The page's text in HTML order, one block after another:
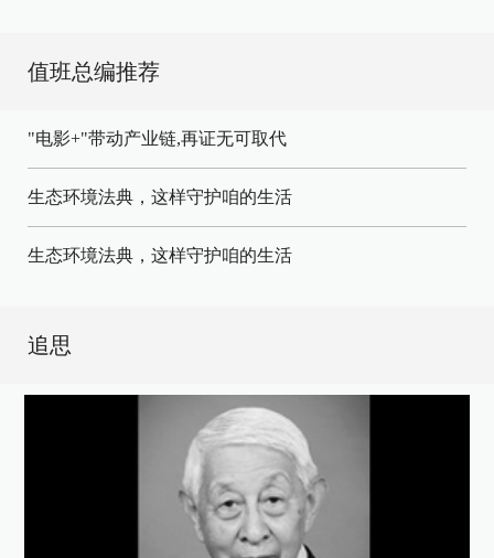
值班总编推荐
"电影+"带动产业链,再证无可取代
生态环境法典，这样守护咱的生活
生态环境法典，这样守护咱的生活
追思